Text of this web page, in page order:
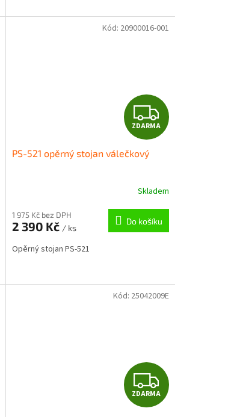
Z
D
R
M
A
ZDARMA
PS-521 opěrný stojan válečkový
Skladem
1 975 Kč bez DPH
2 390 Kč / ks
Do košíku
Opěrný stojan PS-521
Kód: 20900016-001
Z
D
ZDARMA
Kód: 25042009E